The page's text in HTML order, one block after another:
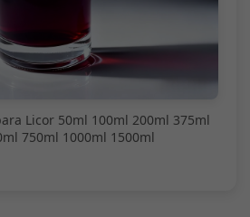
Licor 50ml 100ml 200ml 375ml
750ml 1000ml 1500ml